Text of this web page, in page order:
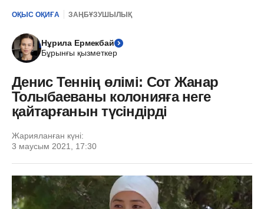
ОҚЫС ОҚИҒА ЗАҢБҰЗУШЫЛЫҚ
Нұрила Ермекбай
Бұрынғы қызметкер
Денис Теннің өлімі: Сот Жанар
Толыбаеваны колонияға неге
қайтарғанын түсіндірді
Жарияланған күні:
3 маусым 2021, 17:30